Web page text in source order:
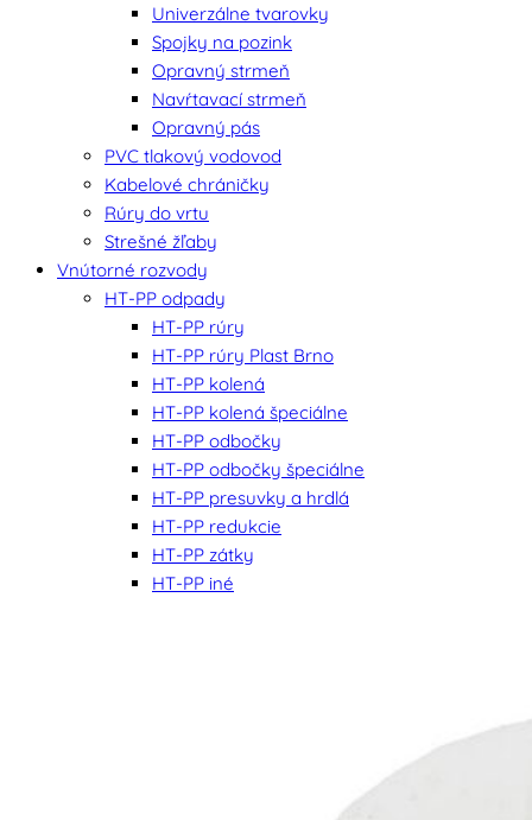
Univerzálne tvarovky
Spojky na pozink
Opravný strmeň
Navŕtavací strmeň
Opravný pás
PVC tlakový vodovod
Kabelové chráničky
Rúry do vrtu
Strešné žľaby
Vnútorné rozvody
HT-PP odpady
HT-PP rúry
HT-PP rúry Plast Brno
HT-PP kolená
HT-PP kolená špeciálne
HT-PP odbočky
HT-PP odbočky špeciálne
HT-PP presuvky a hrdlá
HT-PP redukcie
HT-PP zátky
HT-PP iné